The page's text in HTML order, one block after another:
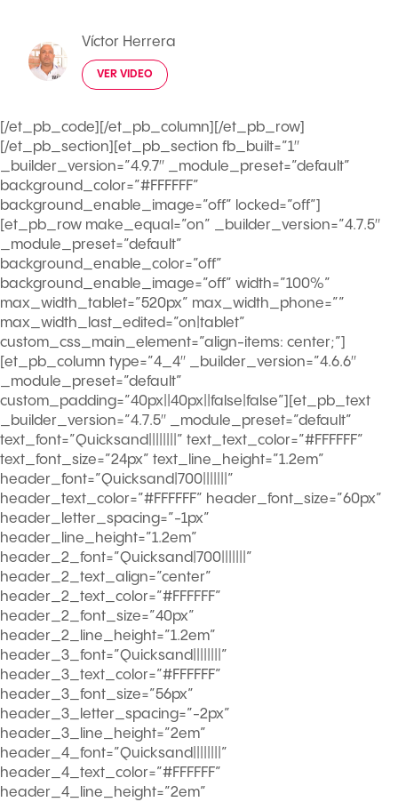
Víctor Herrera
VER VIDEO
[/et_pb_code][/et_pb_column][/et_pb_row]
[/et_pb_section][et_pb_section fb_built=”1″
_builder_version=”4.9.7″ _module_preset=”default”
background_color=”#FFFFFF”
background_enable_image=”off” locked=”off”]
[et_pb_row make_equal=”on” _builder_version=”4.7.5″
_module_preset=”default”
background_enable_color=”off”
background_enable_image=”off” width=”100%”
max_width_tablet=”520px” max_width_phone=””
max_width_last_edited=”on|tablet”
custom_css_main_element=”align-items: center;”]
[et_pb_column type=”4_4″ _builder_version=”4.6.6″
_module_preset=”default”
custom_padding=”40px||40px||false|false”][et_pb_text
_builder_version=”4.7.5″ _module_preset=”default”
text_font=”Quicksand||||||||” text_text_color=”#FFFFFF”
text_font_size=”24px” text_line_height=”1.2em”
header_font=”Quicksand|700|||||||”
header_text_color=”#FFFFFF” header_font_size=”60px”
header_letter_spacing=”-1px”
header_line_height=”1.2em”
header_2_font=”Quicksand|700|||||||”
header_2_text_align=”center”
header_2_text_color=”#FFFFFF”
header_2_font_size=”40px”
header_2_line_height=”1.2em”
header_3_font=”Quicksand||||||||”
header_3_text_color=”#FFFFFF”
header_3_font_size=”56px”
header_3_letter_spacing=”-2px”
header_3_line_height=”2em”
header_4_font=”Quicksand||||||||”
header_4_text_color=”#FFFFFF”
header_4_line_height=”2em”